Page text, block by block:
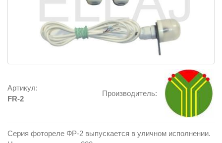
Артикул:
FR-2
Производитель:
Серия фотореле ФР-2 выпускается в уличном исполнении.